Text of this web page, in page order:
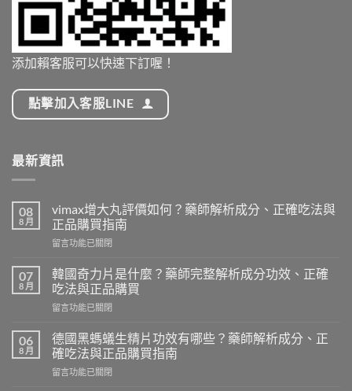
添加賴客服可以快速下訂喔！
點擊加入客服LINE
最新資訊
08
8 月
vimax增大丸評價如何？藥師解析成分、正確吃法與
正品購買指南
在
增
大
丸
評
如
何？
藥
師
留言功能已關閉
07
8 月
韓國奇力片是什麼？藥師完整解析成分功效、正確
吃法與正品購買
在
國
奇
力
片
留言功能已關閉
06
8 月
德國黑螞蟻生精片功效有哪些？藥師解析成分、正
確吃法與正品購買指南
在
留言功能已關閉